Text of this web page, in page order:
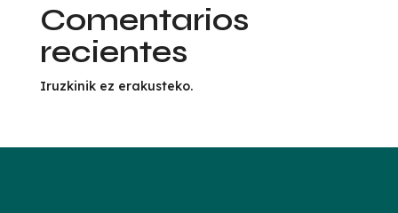
Comentarios
recientes
Iruzkinik ez erakusteko.